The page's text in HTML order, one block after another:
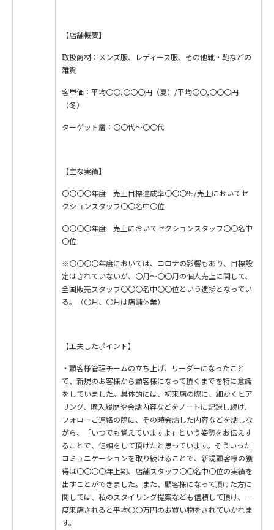
【店舗概要】
取扱商材：メンズ服、レディース服、その他靴・鞄などの
雑貨
客単価：平均〇〇,〇〇〇円（夏）/平均〇〇,〇〇〇円
（冬）
ターゲット層：〇〇代～〇〇代
【主な実績】
〇〇〇〇年度 売上目標達成率〇〇〇％/売上においてセ
クションスタッフ〇〇名中〇位
〇〇〇〇年度 売上においてセクションスタッフ〇〇名中
〇位
※〇〇〇〇年度においては、コロナの影響もあり、目標設
定はされていないが、〇月～〇〇月の個人売上に関して、
全国販売スタッフ〇〇〇名中〇〇位という進捗となってい
る。（〇月、〇月は店舗休業）
【工夫したポイント】
・顧客様管理チームの立ち上げ、リーダーになったこと
で、新規のお客様から顧客様になって頂くまでを特に意識
をしていました。具体的には、初来店の際に、細かくヒア
リング、購入履歴や会話内容などをノートに記録し続け、
フォローご連絡の際に、その時会話した内容などを話しな
がら、「いつでも覚えていますよ」という姿勢をお伝えす
ることで、信頼をして頂けたと思っています。そういった
コミュニケーションを取り続けることで、新規顧客様の獲
得は〇〇〇〇年上期、店舗スタッフ〇〇名中〇位の実績を
出すことができました。また、顧客様になって頂けた方に
関しては、私のスタイリング提案なども信頼して頂け、一
度来店されると平均〇〇万円のお買い物をされていかれま
す。